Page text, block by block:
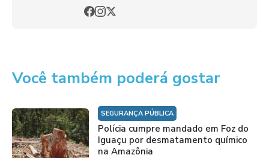
Você também poderá gostar
SEGURANÇA PÚBLICA
Polícia cumpre mandado em Foz do
Iguaçu por desmatamento químico
na Amazônia